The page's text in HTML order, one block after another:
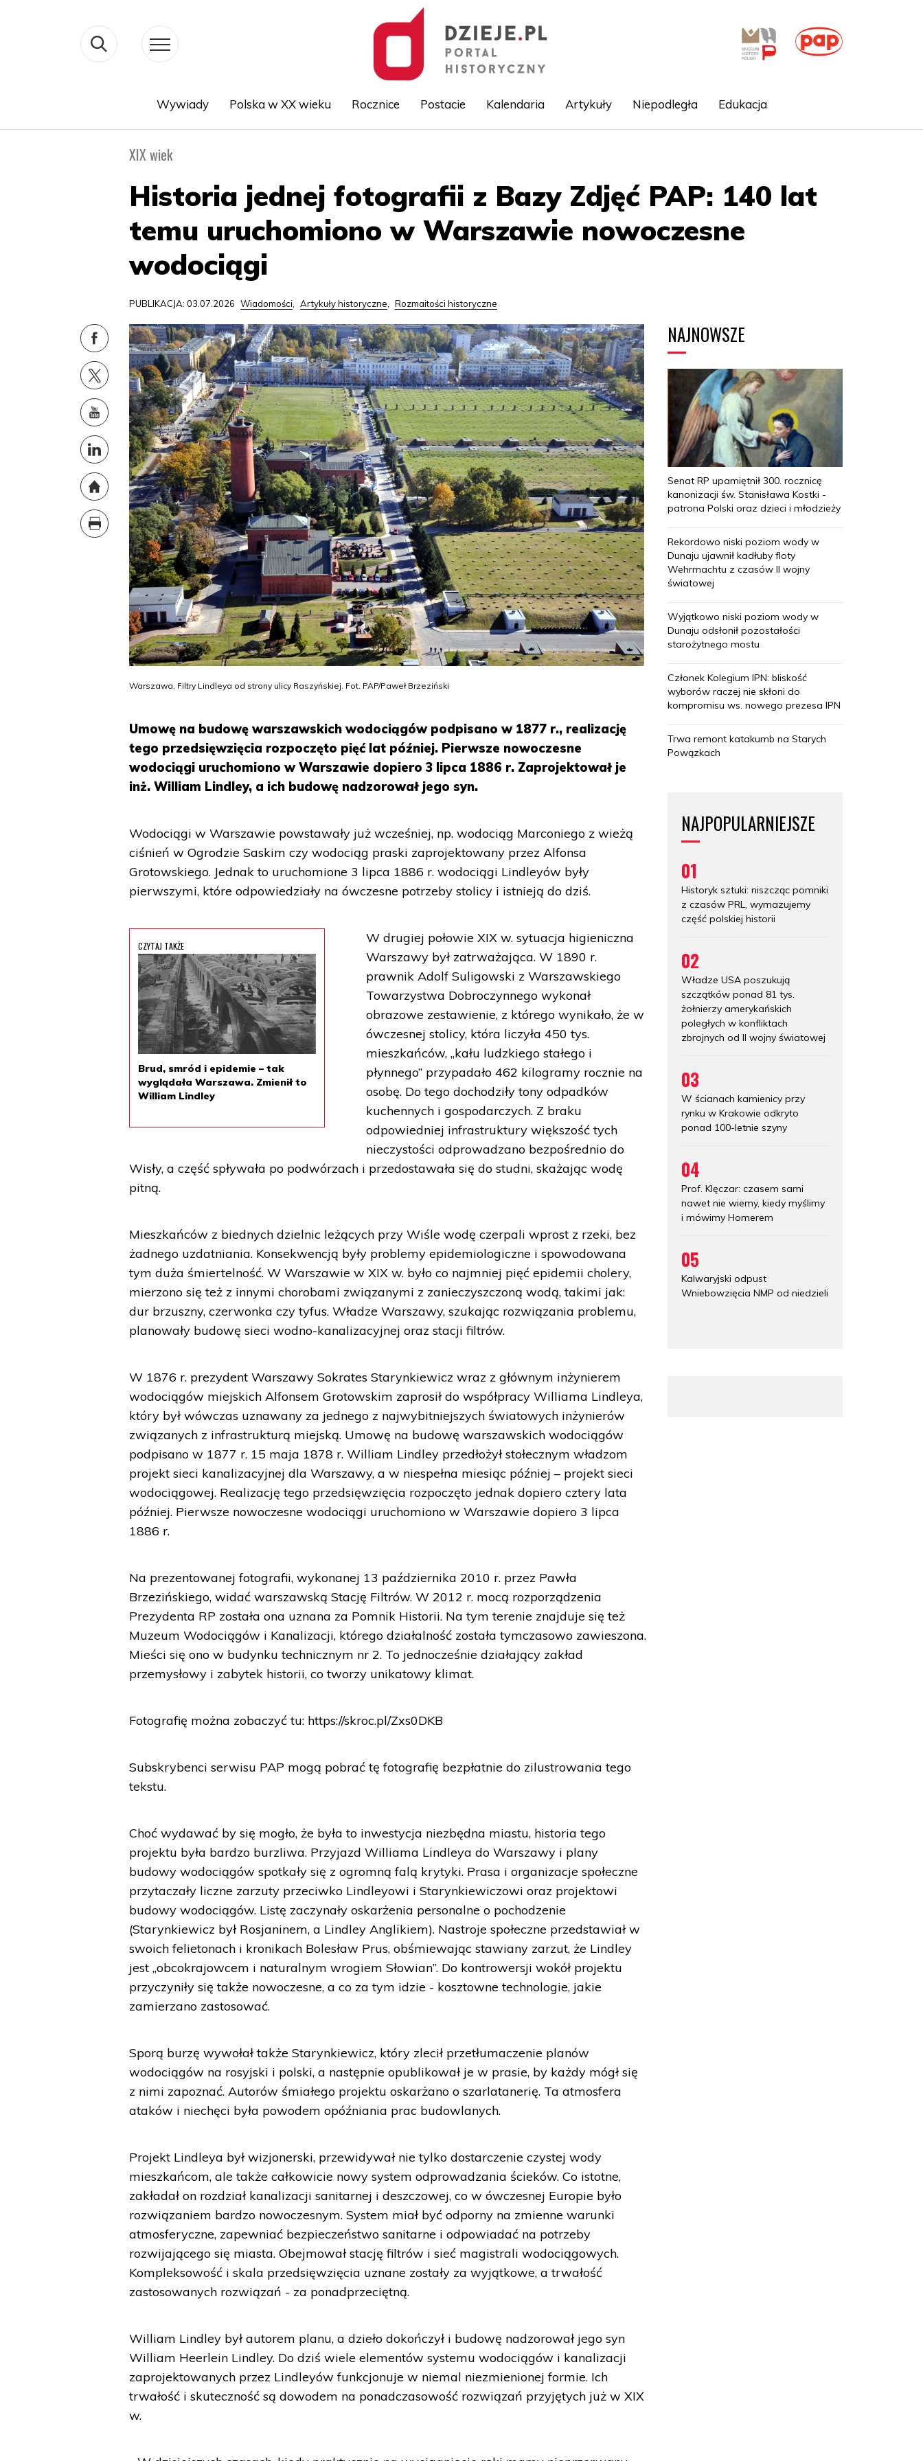
treści
Wywiady Polska w XX wieku Rocznice Postacie Kalendaria Artykuły Niepodległa Edukacja
XIX wiek
Historia jednej fotografii z Bazy Zdjęć PAP: 140 lat
temu uruchomiono w Warszawie nowoczesne
wodociągi
PUBLIKACJA: 03.07.2026 Wiadomości, Artykuły historyczne, Rozmaitości historyczne
Warszawa, Filtry Lindleya od strony ulicy Raszyńskiej. Fot. PAP/Paweł Brzeziński
Umowę na budowę warszawskich wodociągów podpisano w 1877 r., realizację
tego przedsięwzięcia rozpoczęto pięć lat później. Pierwsze nowoczesne
wodociągi uruchomiono w Warszawie dopiero 3 lipca 1886 r. Zaprojektował je
inż. William Lindley, a ich budowę nadzorował jego syn.
Wodociągi w Warszawie powstawały już wcześniej, np. wodociąg Marconiego z wieżą
ciśnień w Ogrodzie Saskim czy wodociąg praski zaprojektowany przez Alfonsa
Grotowskiego. Jednak to uruchomione 3 lipca 1886 r. wodociągi Lindleyów były
pierwszymi, które odpowiedziały na ówczesne potrzeby stolicy i istnieją do dziś.
CZYTAJ TAKŻE
Brud, smród i epidemie – tak
wyglądała Warszawa. Zmienił to
William Lindley
W drugiej połowie XIX w. sytuacja higieniczna
Warszawy był zatrważająca. W 1890 r.
prawnik Adolf Suligowski z Warszawskiego
Towarzystwa Dobroczynnego wykonał
obrazowe zestawienie, z którego wynikało, że w
ówczesnej stolicy, która liczyła 450 tys.
mieszkańców, „kału ludzkiego stałego i
płynnego” przypadało 462 kilogramy rocznie na
osobę. Do tego dochodziły tony odpadków
kuchennych i gospodarczych. Z braku
odpowiedniej infrastruktury większość tych
nieczystości odprowadzano bezpośrednio do
Wisły, a część spływała po podwórzach i przedostawała się do studni, skażając wodę
pitną.
Mieszkańców z biednych dzielnic leżących przy Wiśle wodę czerpali wprost z rzeki, bez
żadnego uzdatniania. Konsekwencją były problemy epidemiologiczne i spowodowana
tym duża śmiertelność. W Warszawie w XIX w. było co najmniej pięć epidemii cholery,
mierzono się też z innymi chorobami związanymi z zanieczyszczoną wodą, takimi jak:
dur brzuszny, czerwonka czy tyfus. Władze Warszawy, szukając rozwiązania problemu,
planowały budowę sieci wodno-kanalizacyjnej oraz stacji filtrów.
W 1876 r. prezydent Warszawy Sokrates Starynkiewicz wraz z głównym inżynierem
wodociągów miejskich Alfonsem Grotowskim zaprosił do współpracy Williama Lindleya,
który był wówczas uznawany za jednego z najwybitniejszych światowych inżynierów
związanych z infrastrukturą miejską. Umowę na budowę warszawskich wodociągów
podpisano w 1877 r. 15 maja 1878 r. William Lindley przedłożył stołecznym władzom
projekt sieci kanalizacyjnej dla Warszawy, a w niespełna miesiąc później – projekt sieci
wodociągowej. Realizację tego przedsięwzięcia rozpoczęto jednak dopiero cztery lata
później. Pierwsze nowoczesne wodociągi uruchomiono w Warszawie dopiero 3 lipca
1886 r.
Na prezentowanej fotografii, wykonanej 13 października 2010 r. przez Pawła
Brzezińskiego, widać warszawską Stację Filtrów. W 2012 r. mocą rozporządzenia
Prezydenta RP została ona uznana za Pomnik Historii. Na tym terenie znajduje się też
Muzeum Wodociągów i Kanalizacji, którego działalność została tymczasowo zawieszona.
Mieści się ono w budynku technicznym nr 2. To jednocześnie działający zakład
przemysłowy i zabytek historii, co tworzy unikatowy klimat.
Fotografię można zobaczyć tu: https://skroc.pl/Zxs0DKB
Subskrybenci serwisu PAP mogą pobrać tę fotografię bezpłatnie do zilustrowania tego
tekstu.
Choć wydawać by się mogło, że była to inwestycja niezbędna miastu, historia tego
projektu była bardzo burzliwa. Przyjazd Williama Lindleya do Warszawy i plany
budowy wodociągów spotkały się z ogromną falą krytyki. Prasa i organizacje społeczne
przytaczały liczne zarzuty przeciwko Lindleyowi i Starynkiewiczowi oraz projektowi
budowy wodociągów. Listę zaczynały oskarżenia personalne o pochodzenie
(Starynkiewicz był Rosjaninem, a Lindley Anglikiem). Nastroje społeczne przedstawiał w
swoich felietonach i kronikach Bolesław Prus, obśmiewając stawiany zarzut, że Lindley
jest „obcokrajowcem i naturalnym wrogiem Słowian”. Do kontrowersji wokół projektu
przyczyniły się także nowoczesne, a co za tym idzie - kosztowne technologie, jakie
zamierzano zastosować.
Sporą burzę wywołał także Starynkiewicz, który zlecił przetłumaczenie planów
wodociągów na rosyjski i polski, a następnie opublikował je w prasie, by każdy mógł się
z nimi zapoznać. Autorów śmiałego projektu oskarżano o szarlatanerię. Ta atmosfera
ataków i niechęci była powodem opóźniania prac budowlanych.
Projekt Lindleya był wizjonerski, przewidywał nie tylko dostarczenie czystej wody
mieszkańcom, ale także całkowicie nowy system odprowadzania ścieków. Co istotne,
zakładał on rozdział kanalizacji sanitarnej i deszczowej, co w ówczesnej Europie było
rozwiązaniem bardzo nowoczesnym. System miał być odporny na zmienne warunki
atmosferyczne, zapewniać bezpieczeństwo sanitarne i odpowiadać na potrzeby
rozwijającego się miasta. Obejmował stację filtrów i sieć magistrali wodociągowych.
Kompleksowość i skala przedsięwzięcia uznane zostały za wyjątkowe, a trwałość
zastosowanych rozwiązań - za ponadprzeciętną.
William Lindley był autorem planu, a dzieło dokończył i budowę nadzorował jego syn
William Heerlein Lindley. Do dziś wiele elementów systemu wodociągów i kanalizacji
zaprojektowanych przez Lindleyów funkcjonuje w niemal niezmienionej formie. Ich
trwałość i skuteczność są dowodem na ponadczasowość rozwiązań przyjętych już w XIX
w.
NAJNOWSZE
Senat RP upamiętnił 300. rocznicę
kanonizacji św. Stanisława Kostki -
patrona Polski oraz dzieci i młodzieży
Rekordowo niski poziom wody w
Dunaju ujawnił kadłuby floty
Wehrmachtu z czasów II wojny
światowej
Wyjątkowo niski poziom wody w
Dunaju odsłonił pozostałości
starożytnego mostu
Członek Kolegium IPN: bliskość
wyborów raczej nie skłoni do
kompromisu ws. nowego prezesa IPN
Trwa remont katakumb na Starych
Powązkach
NAJPOPULARNIEJSZE
01
Historyk sztuki: niszcząc pomniki
z czasów PRL, wymazujemy
część polskiej historii
02
Władze USA poszukują
szczątków ponad 81 tys.
żołnierzy amerykańskich
poległych w konfliktach
zbrojnych od II wojny światowej
03
W ścianach kamienicy przy
rynku w Krakowie odkryto
ponad 100-letnie szyny
04
Prof. Klęczar: czasem sami
nawet nie wiemy, kiedy myślimy
i mówimy Homerem
05
Kalwaryjski odpust
Wniebowzięcia NMP od niedzieli